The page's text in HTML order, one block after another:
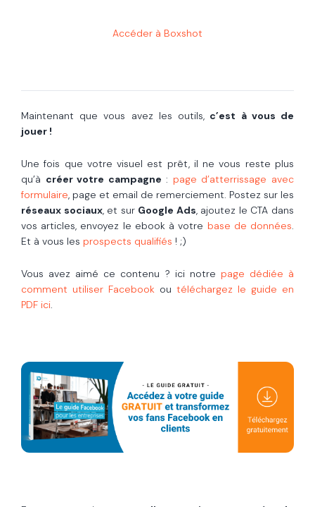
Accéder à Boxshot
Maintenant que vous avez les outils, c’est à vous de
jouer !
Une fois que votre visuel est prêt, il ne vous reste plus
qu’à créer votre campagne : page d’atterrissage avec
formulaire, page et email de remerciement. Postez sur les
réseaux sociaux, et sur Google Ads, ajoutez le CTA dans
vos articles, envoyez le ebook à votre base de données.
Et à vous les prospects qualifiés ! ;)
Vous avez aimé ce contenu ? ici notre page dédiée à
comment utiliser Facebook ou téléchargez le guide en
PDF ici.